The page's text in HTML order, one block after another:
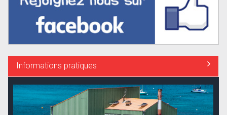
Informations pratiques